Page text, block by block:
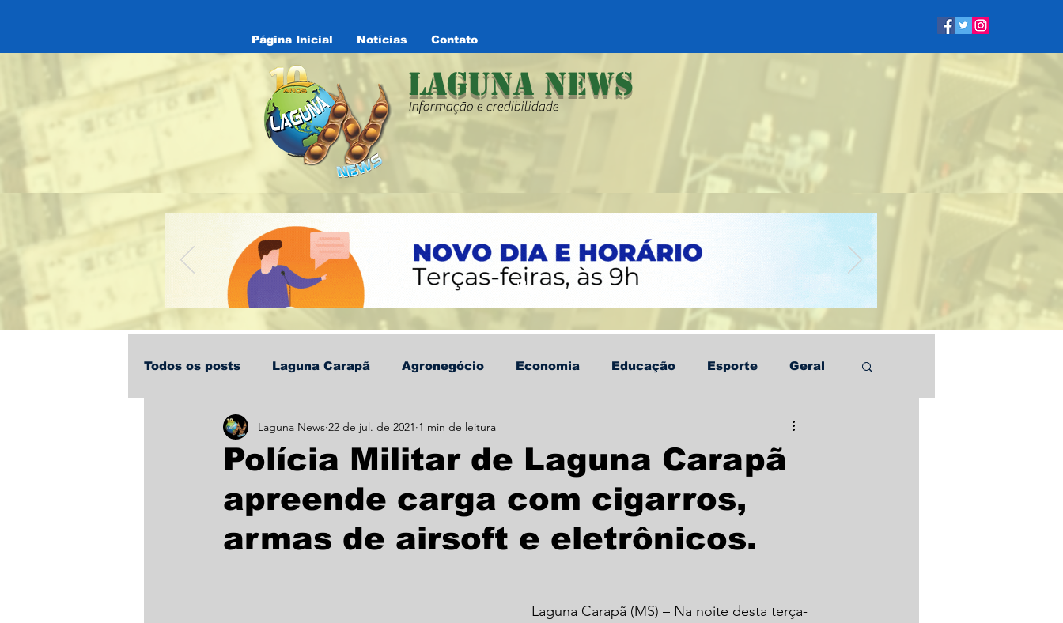
Página Inicial Notícias Contato
Laguna News
Informação e credibilidade
Todos os posts Laguna Carapã Agronegócio Economia Educação Esporte Geral
Policial Política Saúde Informe Publicitário
Polícia Militar de Laguna Carapã
apreende carga com cigarros,
armas de airsoft e eletrônicos.
Laguna News 22 de jul. de 2021 1 min de leitura
Laguna Carapã (MS) – Na noite desta terça-